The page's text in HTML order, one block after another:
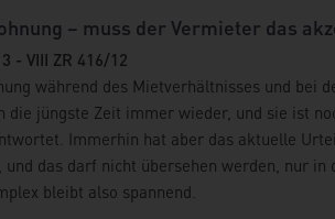
– muss der Vermieter das
- VIII ZR 416/12
während des Mietverhältnisses und bei
die jüngste Zeit immer wieder, und sie ist
Immerhin hat aber das aktuelle
das darf nicht übersehen werden, nur in
bleibt also spannend.